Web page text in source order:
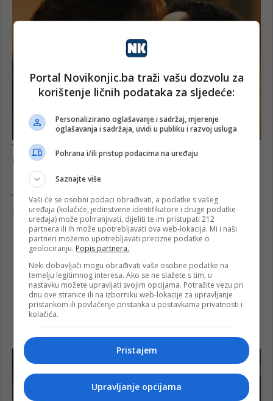
Portal Novikonjic.ba traži vašu dozvolu za
korištenje ličnih podataka za sljedeće:
Personalizirano oglašavanje i sadržaj, mjerenje
oglašavanja i sadržaja, uvidi u publiku i razvoj usluga
Pohrana i/ili pristup podacima na uređaju
Saznajte više
Vaši će se osobni podaci obrađivati, a podatke s vašeg
uređaja (kolačiće, jedinstvene identifikatore i druge podatke
uređaja) može pohranjivati, dijeliti te im pristupati 212
partnera ili ih može upotrebljavati ova web-lokacija. Mi i naši
partneri možemo upotrebljavati precizne podatke o
geolociranju. Popis partnera.
Neki dobavljači mogu obrađivati vaše osobne podatke na
temelju legitimnog interesa. Ako se ne slažete s tim, u
nastavku možete upravljati svojim opcijama. Potražite vezu pri
dnu ove stranice ili na izborniku web-lokacije za upravljanje
pristankom ili povlačenje pristanka u postavkama privatnosti i
kolačića.
Pristajem
Upravljanje opcijama